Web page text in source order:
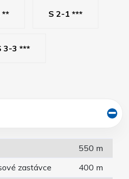
** S 2-1 ***
3-3 ***
550 m
zastávce
400 m